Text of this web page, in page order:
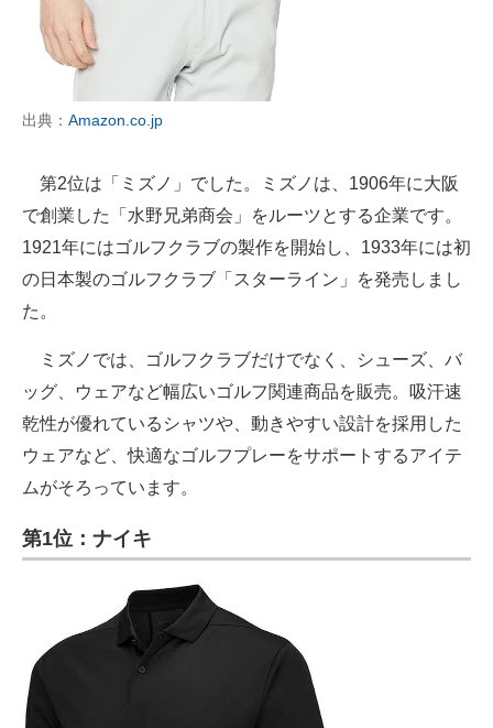
出典： Amazon.co.jp
第2位は「ミズノ」でした。ミズノは、1906年に大阪
で創業した「水野兄弟商会」をルーツとする企業です。
1921年にはゴルフクラブの製作を開始し、1933年には初
の日本製のゴルフクラブ「スターライン」を発売しまし
た。
ミズノでは、ゴルフクラブだけでなく、シューズ、バ
ッグ、ウェアなど幅広いゴルフ関連商品を販売。吸汗速
乾性が優れているシャツや、動きやすい設計を採用した
ウェアなど、快適なゴルフプレーをサポートするアイテ
ムがそろっています。
第1位：ナイキ